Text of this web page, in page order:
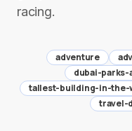
racing.
adventure
dubai-
tallest-building-in-the-
travel-